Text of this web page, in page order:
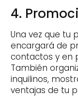
4.
Una vez que tu
encargará de
contactos y en
También
inquilinos,
ventajas de tu